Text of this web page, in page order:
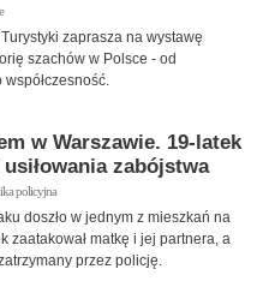
zaprasza na wystawę
szachów w Polsce - od
w Warszawie. 19-latek
zabójstwa
policyjna
doszło w jednym z mieszkań na
zaatakował matkę i jej partnera, a
przez policję.